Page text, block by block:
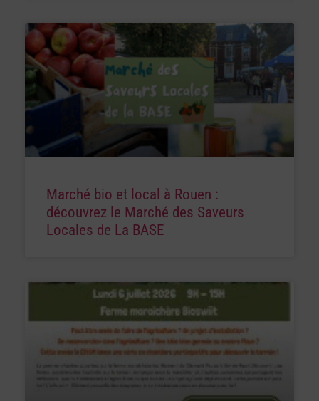
Marché bio et local à Rouen :
découvrez le Marché des Saveurs
Locales de La BASE